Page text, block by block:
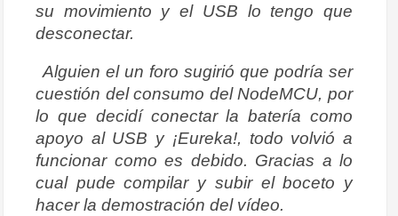
su movimiento y el USB lo tengo que
desconectar.
Alguien el un foro sugirió que podría ser
cuestión del consumo del NodeMCU, por
lo que decidí conectar la batería como
apoyo al USB y ¡Eureka!, todo volvió a
funcionar como es debido. Gracias a lo
cual pude compilar y subir el boceto y
hacer la demostración del vídeo.